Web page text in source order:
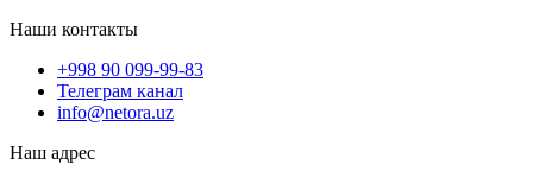
Наши контакты
+998 90 099-99-83
Телеграм канал
info@netora.uz
Наш адрес